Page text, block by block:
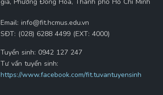
Email: info@fit.hcmus.edu.vn
SĐT: (028) 6288 4499 (EXT: 4000)
Tuyển sinh: 0942 127 247
Tư vấn tuyển sinh:
https://www.facebook.com/fit.tuvantuyensinh